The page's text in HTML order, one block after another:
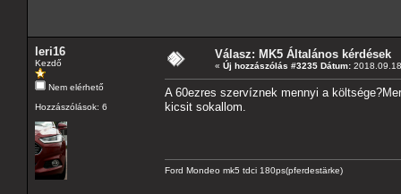
leri16
Kezdő
Nem elérhető
Hozzászólások: 6
Válasz: MK5 Általános kérdések
« Új hozzászólás #3235 Dátum:
A 60ezres szervíznek mennyi a
kicsit sokallom.
Ford Mondeo mk5 tdci 180ps(pferdestärke)